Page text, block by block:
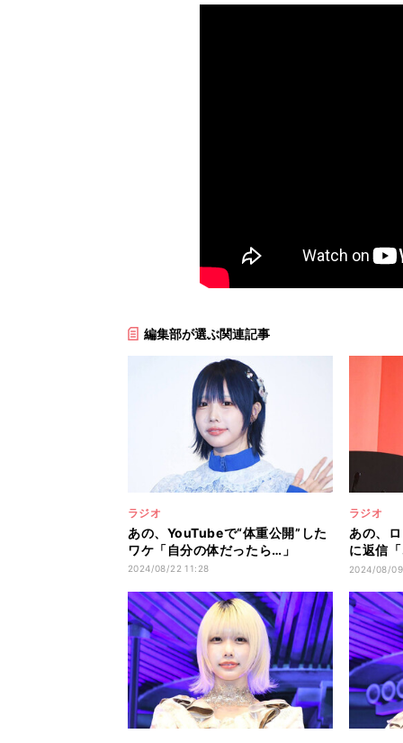
編集部が選ぶ関連記事
ラジオ
あの、YouTubeで“体重公開”した
ワケ「自分の体だったら…」
2024/08/22 11:28
ラジオ
あの、
に返信
ません
2024/08/